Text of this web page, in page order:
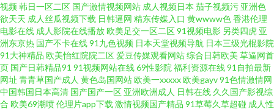
日 精品三级网站 国产国语对白 日韩性爱青青草 日韩卡一 欧美另类极度 俺也
操激情五月天 精东视频传媒 欧美性爱二区 97人人插 91亚洲精华 午夜激情影
院 国产高清网站 WWW俺去也 欧美中文字幕AV 91视频快捷 欧美日韩黑料 97
色综合1 www91牛 韩国美女AV导航 久久六一二三四 久久这里有精品6 欧美
视频韩日一区二区 国产激情视频网站 成人视频日本 茄子视频污 亚洲色
欲天天 成人丝瓜视频下载 日韩逼网 精东传媒入口 黄wwww色香港伦理
电影在线 成人影院在线播放欧美足交一区二区91视频电影 另类四虎 亚
洲东京热 国产不卡在线91九色视频 日本天堂视频导航 日本三级光棍影院
91大神精品 欧美怡红院院二区 爱豆传媒观看网站综合日韩欧美 草逼网首
页 国产日韩精品91 91视频网站在线69性影院 福利资源在线91自拍最新
网址 青青草国产成人 黄色岛国网站欧美一xxxxx欧美gayv91色情激情网
中国韩国日本高清 国产国产一区 亚洲欧洲成人 日韩在线 久久国产影视综
合 欧美69潮喷伦理片app下载 激情视频国产精品 91草莓久草超碰 成人性